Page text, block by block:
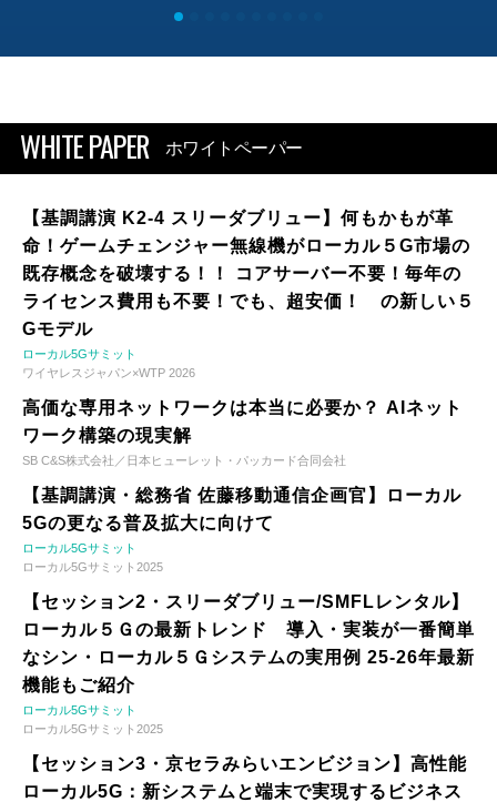
WHITE PAPER ホワイトペーパー
【基調講演 K2-4 スリーダブリュー】何もかもが革
命！ゲームチェンジャー無線機がローカル５G市場の
既存概念を破壊する！！ コアサーバー不要！毎年の
ライセンス費用も不要！でも、超安価！ の新しい５
Gモデル
ローカル5Gサミット
ワイヤレスジャパン×WTP 2026
高価な専用ネットワークは本当に必要か？ AIネット
ワーク構築の現実解
SB C&S株式会社／日本ヒューレット・パッカード合同会社
【基調講演・総務省 佐藤移動通信企画官】ローカル
5Gの更なる普及拡大に向けて
ローカル5Gサミット
ローカル5Gサミット2025
【セッション2・スリーダブリュー/SMFLレンタル】
ローカル５Ｇの最新トレンド 導入・実装が一番簡単
なシン・ローカル５Ｇシステムの実用例 25-26年最新
機能もご紹介
ローカル5Gサミット
ローカル5Gサミット2025
【セッション3・京セラみらいエンビジョン】高性能
ローカル5G：新システムと端末で実現するビジネス